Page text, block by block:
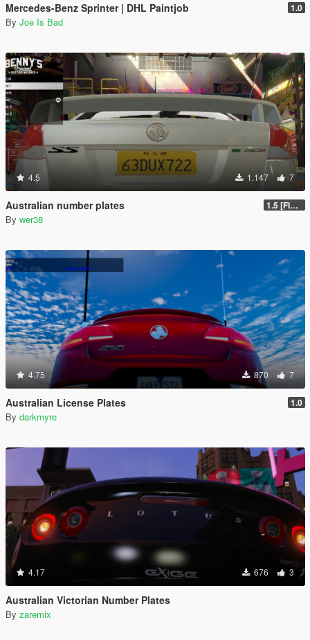
Mercedes-Benz Sprinter | DHL Paintjob 1.0
By Joe Is Bad
4.5 1.147 7
Australian number plates 1.5 [FIXED]
By wer38
4.75 870 7
Australian License Plates 1.0
By darkmyre
4.17 676 3
Australian Victorian Number Plates
By zaremix